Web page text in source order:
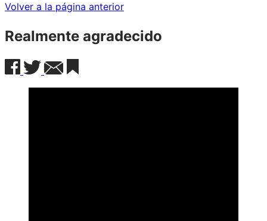
Volver a la página anterior
Realmente agradecido